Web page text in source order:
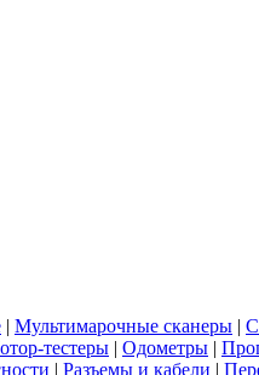
| Мультимарочные сканеры |
тестеры | Одометры |
| Разъемы и кабели |